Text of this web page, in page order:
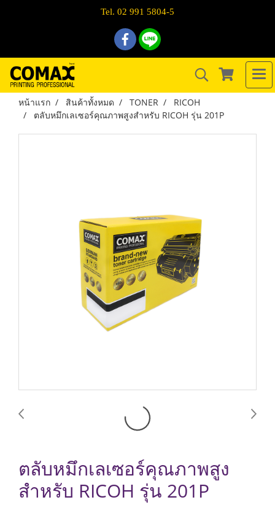
Tel. 02 991 5804-5
หน้าแรก สินค้าทั้งหมด TONER
RICOH
ตลับหมึกเลเซอร์คุณภาพสูงสำหรับ RICOH รุ่น 201P
ตลับหมึกเลเซอร์คุณภาพสูง
สำหรับ RICOH รุ่น 201P